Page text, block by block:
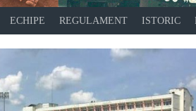
ECHIPE REGULAMENT ISTORIC